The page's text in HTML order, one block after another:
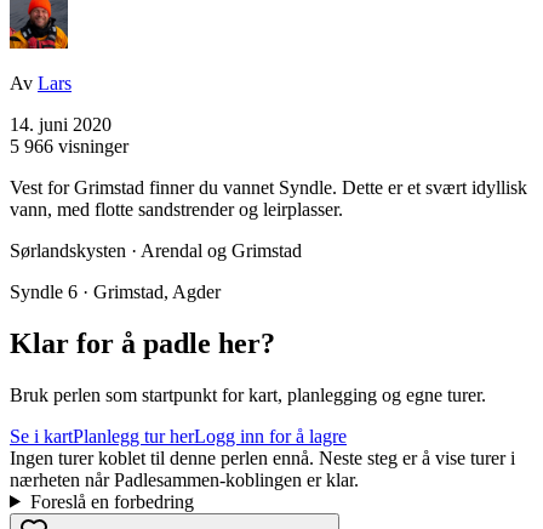
Av Lars
14. juni 2020
5 966 visninger
Vest for Grimstad finner du vannet Syndle. Dette er et svært idyllisk
vann, med flotte sandstrender og leirplasser.
Sørlandskysten · Arendal og Grimstad
Syndle 6 · Grimstad, Agder
Klar for å padle her?
Bruk perlen som startpunkt for kart, planlegging og egne turer.
Se i kartPlanlegg tur herLogg inn for å lagre
Ingen turer koblet til denne perlen ennå. Neste steg er å vise turer i
nærheten når Padlesammen-koblingen er klar.
Foreslå en forbedring